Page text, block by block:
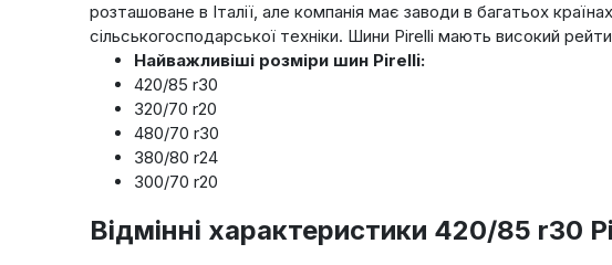
розташоване в Італії, але компанія має заводи в багатьох
сільськогосподарської техніки. Шини Pirelli мають високий
Найважливіші розміри шин Pirelli:
420/85 r30
320/70 r20
480/70 r30
380/80 r24
300/70 r20
Відмінні характеристики 420/85 r30